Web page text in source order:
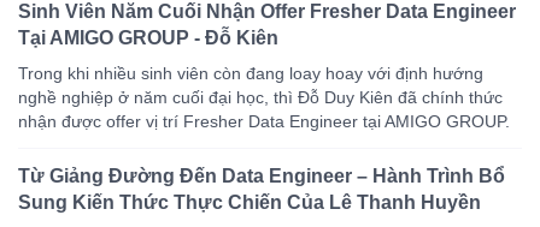
Sinh Viên Năm Cuối Nhận Offer Fresher Data Engineer
Tại AMIGO GROUP - Đỗ Kiên
Trong khi nhiều sinh viên còn đang loay hoay với định hướng
nghề nghiệp ở năm cuối đại học, thì Đỗ Duy Kiên đã chính thức
nhận được offer vị trí Fresher Data Engineer tại AMIGO GROUP.
Từ Giảng Đường Đến Data Engineer – Hành Trình Bổ
Sung Kiến Thức Thực Chiến Của Lê Thanh Huyền